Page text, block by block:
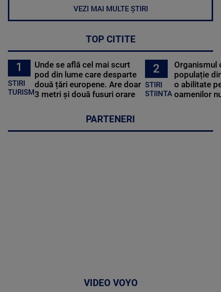
VEZI MAI MULTE ȘTIRI
TOP CITITE
1
STIRI
TURISM
Unde se află cel mai scurt
pod din lume care desparte
două țări europene. Are doar
3 metri și două fusuri orare
2
STIRI
STIINTA
Organismul
populație
o abilitate
oamenilor
PARTENERI
VIDEO VOYO